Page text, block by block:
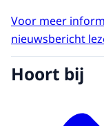
Voor meer
nieuwsbericht
Hoort bij